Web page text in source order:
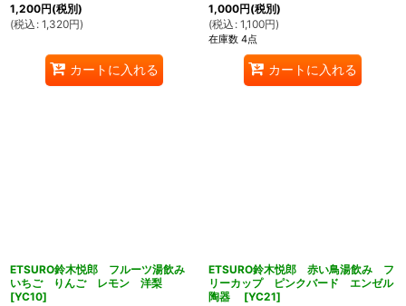
1,200円(税別)
(税込 : 1,320円)
カートに入れる
1,000円(税別)
(税込 : 1,100円)
在庫数 4点
カートに入れる
ETSURO鈴木悦郎 フルーツ湯飲み
いちご りんご レモン 洋梨
[YC10]
ETSURO鈴木悦郎 赤い鳥湯飲み フ
リーカップ ピンクバード エンゼル
陶器
[YC21]